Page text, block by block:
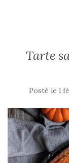
Tarte
Posté le 1